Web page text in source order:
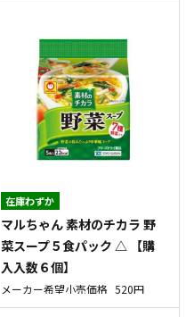
在庫わずか
マルちゃん 素材のチカラ 野
菜スープ５食パック △ 【購
入入数６個】
メーカー希望小売価格 520円